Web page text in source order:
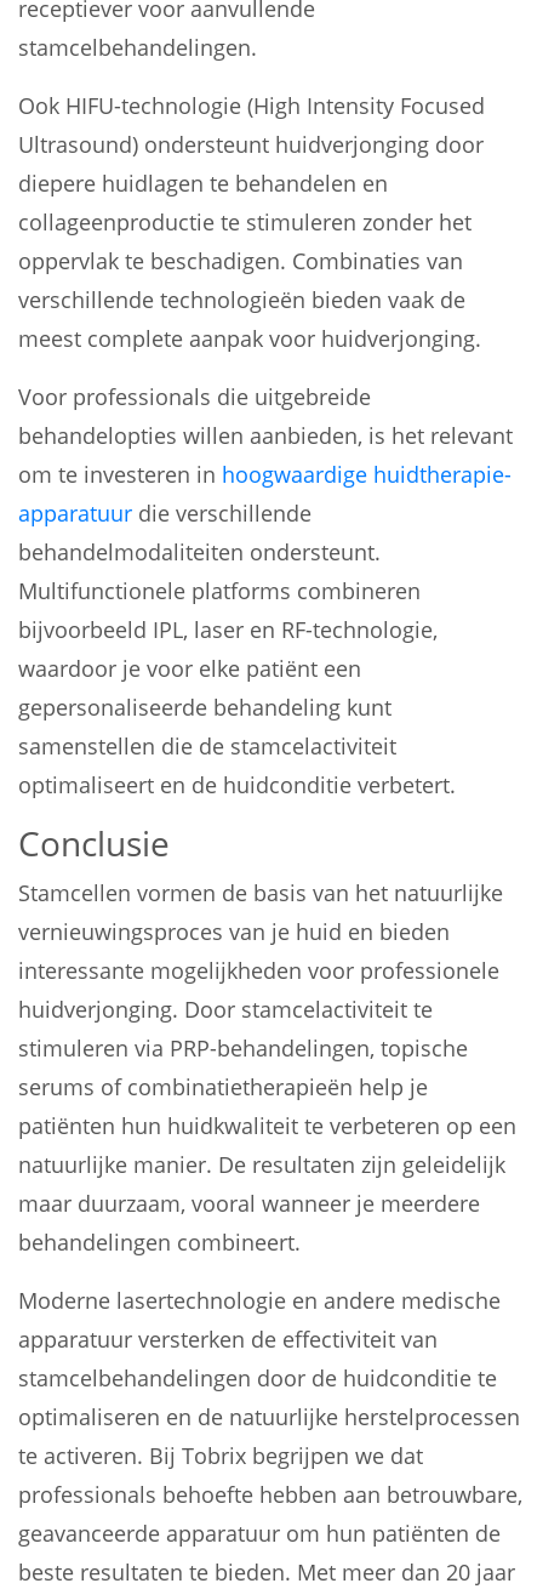
receptiever voor aanvullende
stamcelbehandelingen.
Ook HIFU-technologie (High Intensity Focused
Ultrasound) ondersteunt huidverjonging door
diepere huidlagen te behandelen en
collageenproductie te stimuleren zonder het
oppervlak te beschadigen. Combinaties van
verschillende technologieën bieden vaak de
meest complete aanpak voor huidverjonging.
Voor professionals die uitgebreide
behandelopties willen aanbieden, is het relevant
om te investeren in hoogwaardige huidtherapie-
apparatuur die verschillende
behandelmodaliteiten ondersteunt.
Multifunctionele platforms combineren
bijvoorbeeld IPL, laser en RF-technologie,
waardoor je voor elke patiënt een
gepersonaliseerde behandeling kunt
samenstellen die de stamcelactiviteit
optimaliseert en de huidconditie verbetert.
Conclusie
Stamcellen vormen de basis van het natuurlijke
vernieuwingsproces van je huid en bieden
interessante mogelijkheden voor professionele
huidverjonging. Door stamcelactiviteit te
stimuleren via PRP-behandelingen, topische
serums of combinatietherapieën help je
patiënten hun huidkwaliteit te verbeteren op een
natuurlijke manier. De resultaten zijn geleidelijk
maar duurzaam, vooral wanneer je meerdere
behandelingen combineert.
Moderne lasertechnologie en andere medische
apparatuur versterken de effectiviteit van
stamcelbehandelingen door de huidconditie te
optimaliseren en de natuurlijke herstelprocessen
te activeren. Bij Tobrix begrijpen we dat
professionals behoefte hebben aan betrouwbare,
geavanceerde apparatuur om hun patiënten de
beste resultaten te bieden. Met meer dan 20 jaar